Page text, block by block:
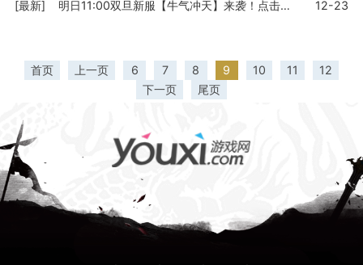
[最新] 明日11:00双旦新服【牛气冲天】来袭！点击查看详情 12-23
首页 上一页 6 7 8 9 10 11
12
下一页
尾页